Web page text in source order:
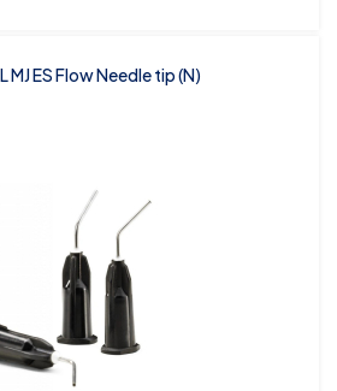
MJ ES Flow Needle tip (N)